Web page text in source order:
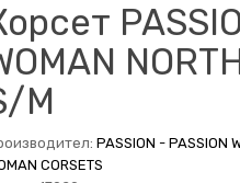
M
PASSION - PASSION
CORSETS